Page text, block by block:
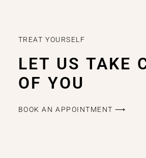
TREAT YOURSELF
LET US TAKE
OF YOU
BOOK AN APPOINTMENT ⟶